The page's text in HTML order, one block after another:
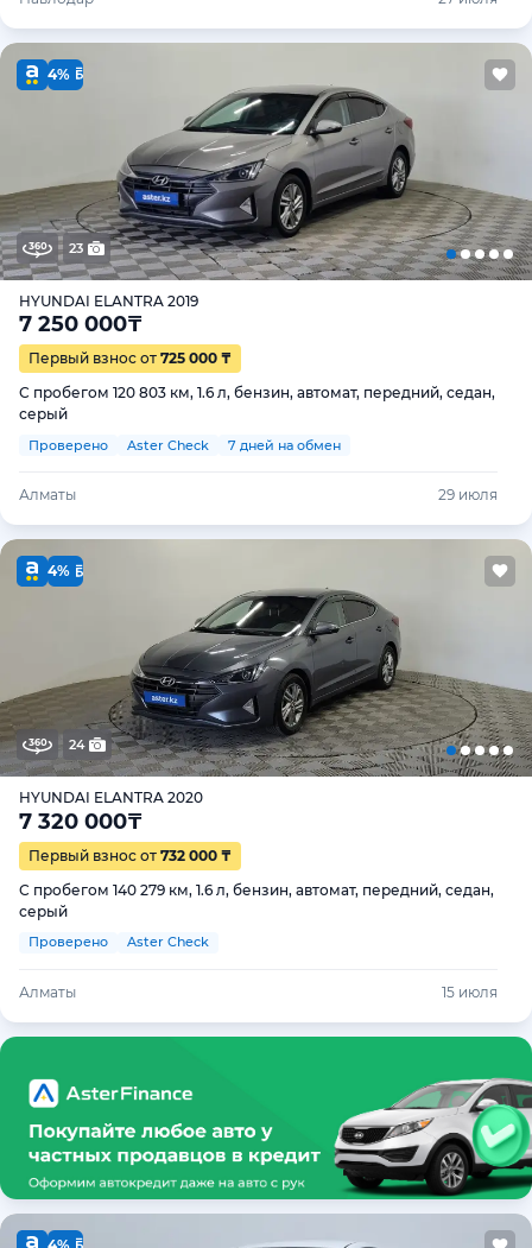
4%
23
HYUNDAI ELANTRA 2019
7 250 000₸
Первый взнос от 725 000 ₸
С пробегом 120 803 км, 1.6 л, бензин, автомат, передний, седан,
серый
Проверено Aster Check 7 дней на обмен
Алматы 29 июля
4%
24
HYUNDAI ELANTRA 2020
7 320 000₸
Первый взнос от 732 000 ₸
С пробегом 140 279 км, 1.6 л, бензин, автомат, передний, седан,
серый
Проверено Aster Check
Алматы 15 июля
4%